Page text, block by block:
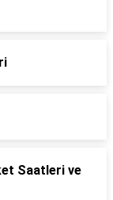
Saatleri ve